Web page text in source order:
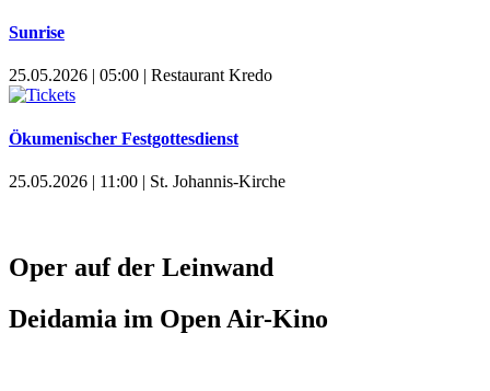
Sunrise
25.05.2026 | 05:00 | Restaurant Kredo
Ökumenischer Festgottesdienst
25.05.2026 | 11:00 | St. Johannis-Kirche
Oper auf der Leinwand
Deidamia im Open Air-Kino